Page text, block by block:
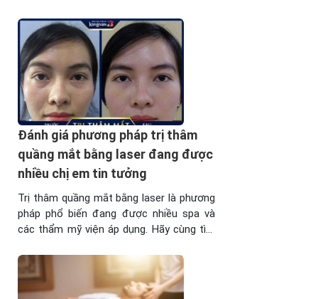
viết. I. Tại sao phương pháp trị thâm nách
bằng Laser đang là xu hướng. Vùng da
nách là vùng ...
Đánh giá phương pháp trị thâm
quầng mắt bằng laser đang được
nhiều chị em tin tưởng
Trị thâm quầng mắt bằng laser là phương
pháp phổ biến đang được nhiều spa và
các thẩm mỹ viện áp dụng. Hãy cùng tìm
qua bài viết. I. Trị thâm quầng mắt bằng
Laser có tốt không ? Phương pháp trị
thâm mắt bằng laser ...